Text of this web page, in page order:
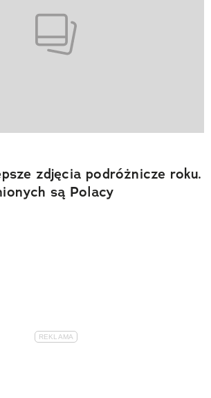
zdjęcia podróżnicze roku.
są Polacy